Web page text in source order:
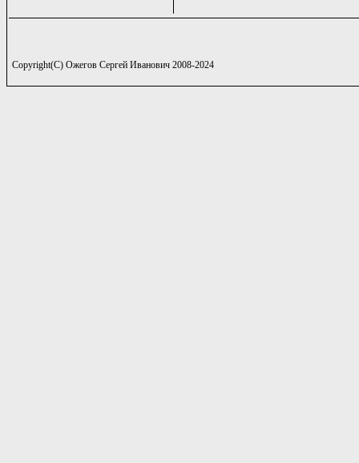
Copyright(C) Ожегов Сергей Иванович 2008-2024